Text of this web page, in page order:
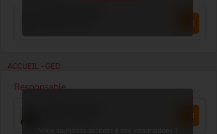
ACCUEIL - GED
Vous souhaitez accéder à ces informations ?